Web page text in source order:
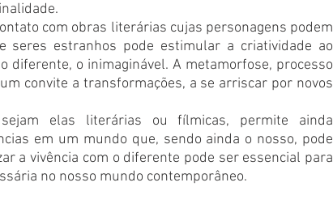
com obras literárias cujas personagens podem
seres estranhos pode estimular a criatividade ao
diferente, o inimaginável. A metamorfose, processo
convite a transformações, a se arriscar por novos
elas literárias ou fílmicas, permite ainda
em um mundo que, sendo ainda o nosso, pode
a vivência com o diferente pode ser essencial para
no nosso mundo contemporâneo.